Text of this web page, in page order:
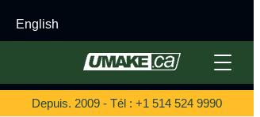
English
Depuis. 2009 - Tél : +1 514 524 9990